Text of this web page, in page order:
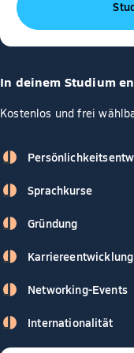
In deinem Studium
Kostenlos und frei
Sprachkurse
Gründung
Karriereentwicklung
Networking-Events
Internationalität